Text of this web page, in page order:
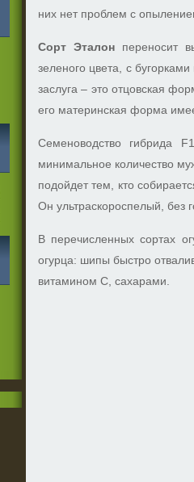
них нет проблем с
Сорт Эталонпереносит
зеленого цвета, с
заслуга – это отцовская
его материнская форма
Семеноводство гибрида
минимальное количество
подойдет тем, кто
Он ультраскороспелый, без
В перечисленных сортах
огурца: шипы быстро
витамином С, сахарами.